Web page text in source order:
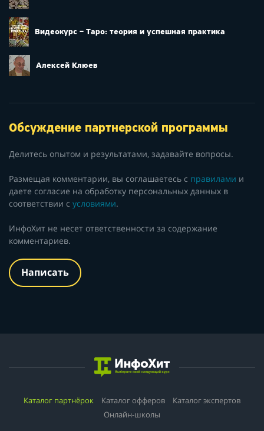
Видеокурс – Таро: теория и успешная практика
Алексей Клюев
Обсуждение партнерской программы
Делитесь опытом и результатами, задавайте вопросы.
Размещая комментарии, вы соглашаетесь с правилами и
даете согласие на обработку персональных данных в
соответствии с условиями.
ИнфоХит не несет ответственности за содержание
комментариев.
Написать
Каталог партнёрок Каталог офферов
Каталог экспертов
Онлайн-школы